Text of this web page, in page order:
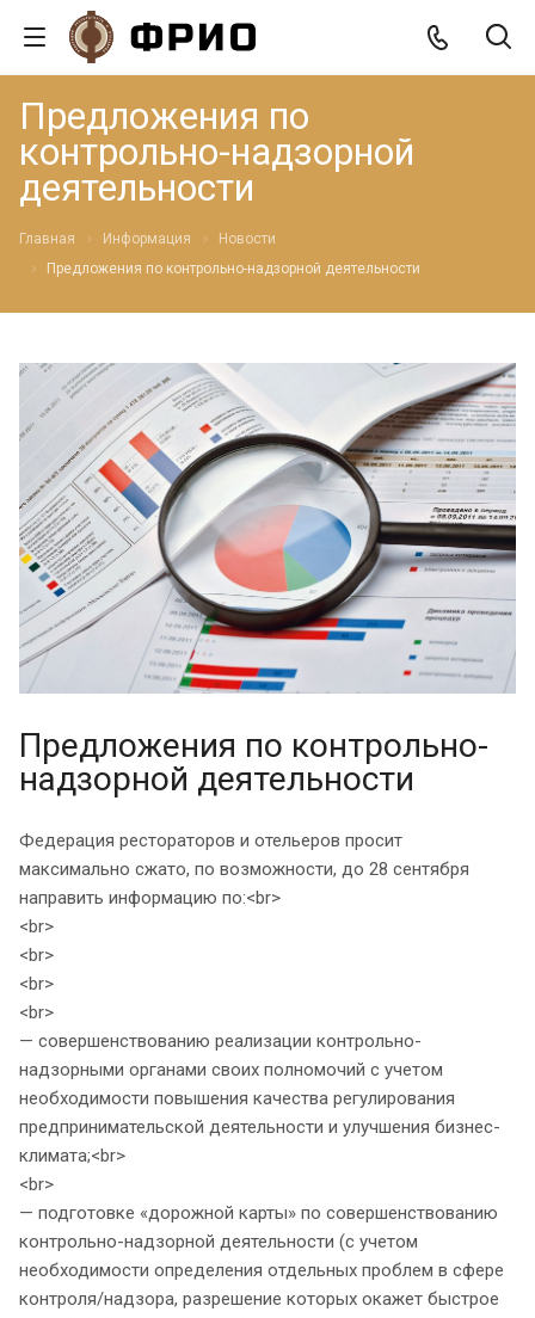
Предложения по
контрольно-надзорной
деятельности
Главная Информация
Новости
Предложения по контрольно-надзорной деятельности
Предложения по контрольно-
надзорной деятельности
Федерация рестораторов и отельеров просит
максимально сжато, по возможности, до 28 сентября
направить информацию по:<br>
<br>
<br>
<br>
<br>
— совершенствованию реализации контрольно-
надзорными органами своих полномочий с учетом
необходимости повышения качества регулирования
предпринимательской деятельности и улучшения бизнес-
климата;<br>
<br>
— подготовке «дорожной карты» по совершенствованию
контрольно-надзорной деятельности (с учетом
необходимости определения отдельных проблем в сфере
контроля/надзора, разрешение которых окажет быстрое